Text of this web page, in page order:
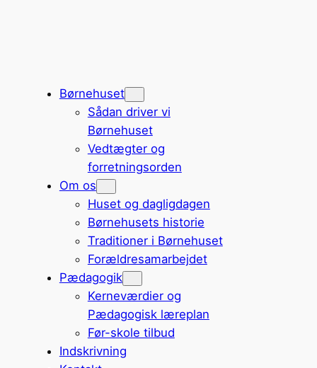
Børnehuset
Sådan driver vi
Børnehuset
Vedtægter og
forretningsorden
Om os
Huset og dagligdagen
Børnehusets historie
Traditioner i Børnehuset
Forældresamarbejdet
Pædagogik
Kerneværdier og
Pædagogisk læreplan
Før-skole tilbud
Indskrivning